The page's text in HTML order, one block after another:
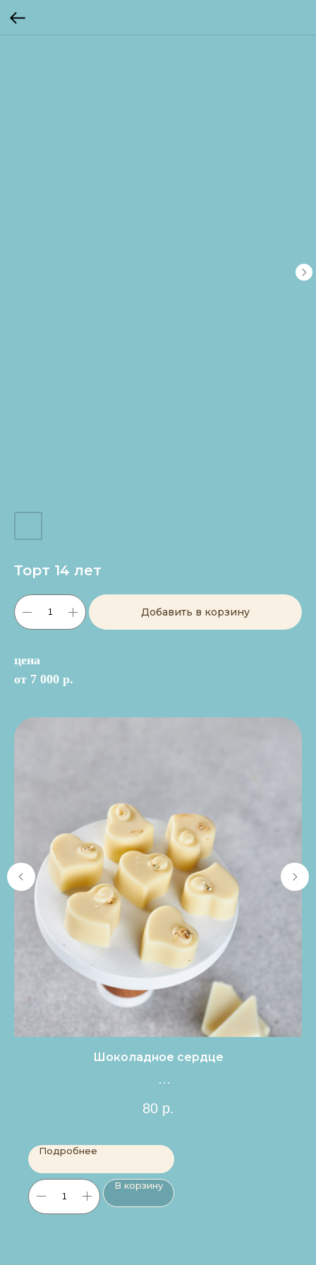
Торт 14 лет
Добавить в корзину
цена
от 7 000 р.
Шоколадное сердце
80 р.
Подробнее
В корзину